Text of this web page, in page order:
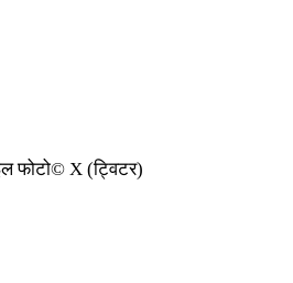
फोटो© X (ट्विटर)